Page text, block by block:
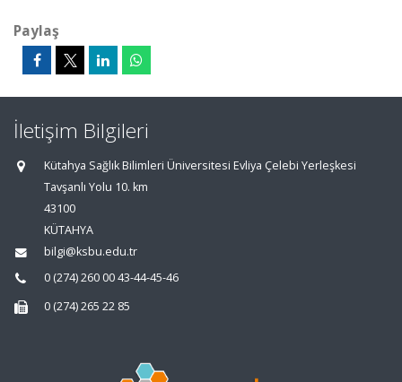
Paylaş
İletişim Bilgileri
Kütahya Sağlık Bilimleri Üniversitesi Evliya Çelebi Yerleşkesi
Tavşanlı Yolu 10. km
43100
KÜTAHYA
bilgi@ksbu.edu.tr
0 (274) 260 00 43-44-45-46
0 (274) 265 22 85